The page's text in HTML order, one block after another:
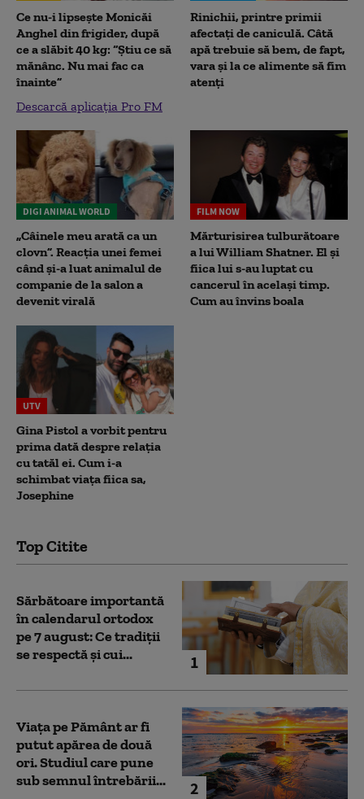
Ce nu-i lipsește Monicăi
Anghel din frigider, după
ce a slăbit 40 kg: “Știu ce să
mănânc. Nu mai fac ca
înainte”
Descarcă aplicația Pro FM
Rinichii, printre primii
afectați de caniculă. Câtă
apă trebuie să bem, de fapt,
vara și la ce alimente să fim
atenți
DIGI ANIMAL WORLD
„Câinele meu arată ca un
clovn”. Reacția unei femei
când și-a luat animalul de
companie de la salon a
devenit virală
FILM NOW
Mărturisirea tulburătoare
a lui William Shatner. El și
fiica lui s-au luptat cu
cancerul în același timp.
Cum au învins boala
UTV
Gina Pistol a vorbit pentru
prima dată despre relația
cu tatăl ei. Cum i-a
schimbat viața fiica sa,
Josephine
Top Citite
1
Sărbătoare importantă
în calendarul ortodox
pe 7 august: Ce tradiții
se respectă și cui...
2
Viața pe Pământ ar fi
putut apărea de două
ori. Studiul care pune
sub semnul întrebării...